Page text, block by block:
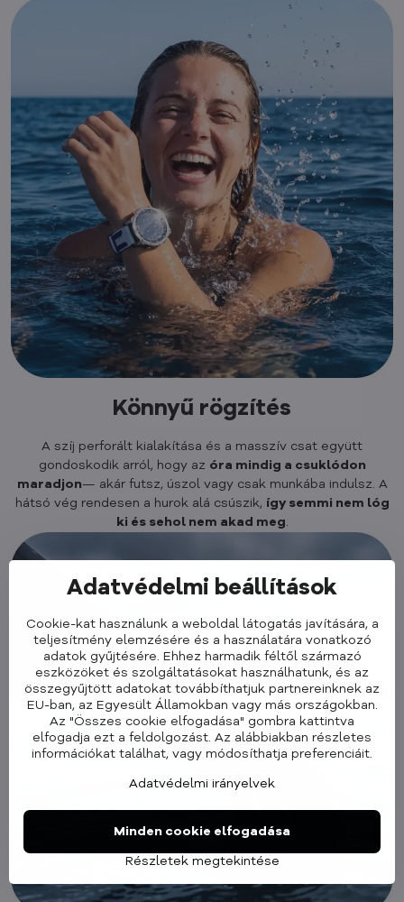
Könnyű rögzítés
A szíj perforált kialakítása és a masszív csat együtt
gondoskodik arról, hogy az óra mindig a csuklódon
maradjon— akár futsz, úszol vagy csak munkába indulsz. A
hátsó vég rendesen a hurok alá csúszik, így semmi nem lóg
ki és sehol nem akad meg.
Adatvédelmi beállítások
Cookie-kat használunk a weboldal látogatás javítására, a
teljesítmény elemzésére és a használatára vonatkozó
adatok gyűjtésére. Ehhez harmadik féltől származó
eszközöket és szolgáltatásokat használhatunk, és az
összegyűjtött adatokat továbbíthatjuk partnereinknek az
EU-ban, az Egyesült Államokban vagy más országokban.
Az "Összes cookie elfogadása" gombra kattintva
elfogadja ezt a feldolgozást. Az alábbiakban részletes
információkat találhat, vagy módosíthatja preferenciáit.
Adatvédelmi irányelvek
Részletek megtekintése
Minden cookie elfogadása